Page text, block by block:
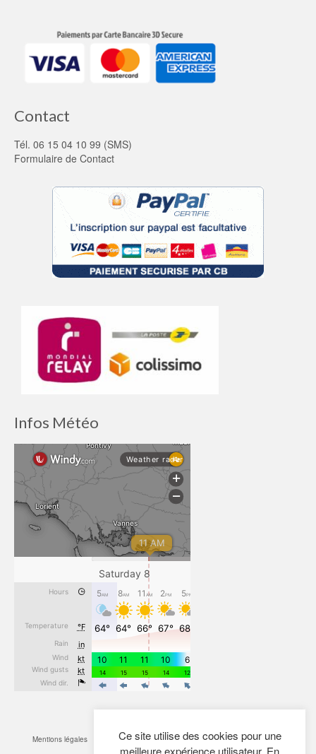
Contact
Tél. 06 15 04 10 99 (SMS)
Formulaire de Contact
Infos Météo
Mentions légales Cookies Confidentialité Plan du site
Contact
Ce site utilise des cookies pour une
meilleure expérience utilisateur. En